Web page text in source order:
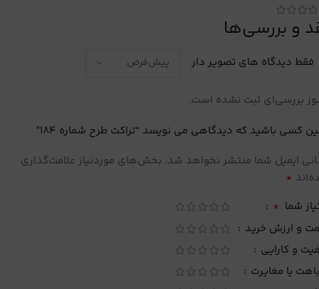
و بررسی‌ها
فقط دیدگاه های تصویر دار
بررسی‌ای ثبت نشده است.
کسی باشید که دیدگاهی می نویسد “تراکت طرح شماره 184”
ایمیل شما منتشر نخواهد شد. بخش‌های موردنیاز علامت‌گذاری
*
شما *
و ارزش خرید
و کارایی
یا مغایرت